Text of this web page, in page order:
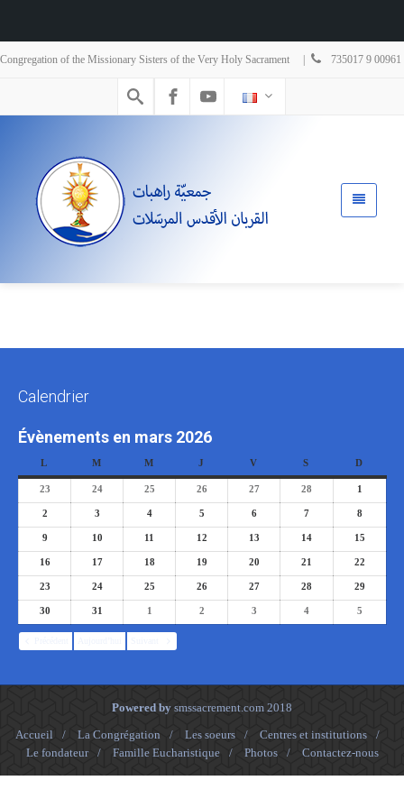
Congregation of the Missionary Sisters of the Very Holy Sacrament | 735017 9 00961
Calendrier
Évènements en mars 2026
L M M J V S D
23 24 25 26 27 28 1
2 3 4 5 6 7 8
9 10 11 12 13 14 15
16 17 18 19 20 21 22
23 24 25 26 27 28 29
30 31 1 2 3 4 5
Powered by smssacrement.com 2018
Accueil
/ La Congrégation / Les soeurs / Centres et institutions
/
Le fondateur
/ Famille Eucharistique / Photos / Contactez-nous